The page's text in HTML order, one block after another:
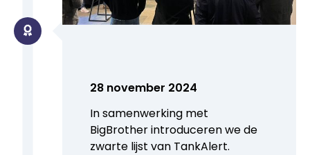
28 november 2024
In samenwerking met
BigBrother introduceren we de
zwarte lijst van TankAlert.